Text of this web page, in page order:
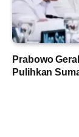
Prabowo
Pulihkan